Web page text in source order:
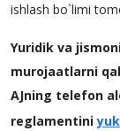
ishlash bo`limi
Yuridik va
murojaatlarni
AJning tеlеfon
rеglamеntini